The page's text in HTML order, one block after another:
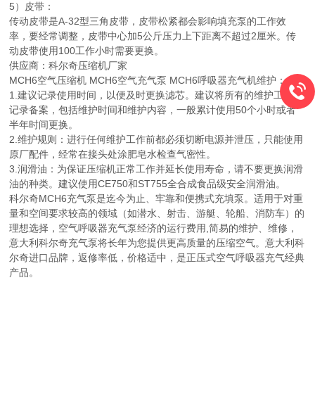
5）皮带：
传动皮带是A-32型三角皮带，皮带松紧都会影响填充泵的工作效
率，要经常调整，皮带中心加5公斤压力上下距离不超过2厘米。传
动皮带使用100工作小时需要更换。
供应商：科尔奇压缩机厂家
MCH6空气压缩机 MCH6空气充气泵 MCH6呼吸器充气机维护：
1.建议记录使用时间，以便及时更换滤芯。建议将所有的维护工作都
记录备案，包括维护时间和维护内容，一般累计使用50个小时或者
半年时间更换。
2.维护规则：进行任何维护工作前都必须切断电源并泄压，只能使用
原厂配件，经常在接头处涂肥皂水检查气密性。
3.润滑油：为保证压缩机正常工作并延长使用寿命，请不要更换润滑
油的种类。建议使用CE750和ST755全合成食品级安全润滑油。
科尔奇MCH6充气泵是迄今为止、牢靠和便携式充填泵。适用于对重
量和空间要求较高的领域（如潜水、射击、游艇、轮船、消防车）的
理想选择，空气呼吸器充气泵经济的运行费用,简易的维护、维修，
意大利科尔奇充气泵将长年为您提供更高质量的压缩空气。意大利科
尔奇进口品牌，返修率低，价格适中，是正压式空气呼吸器充气经典
产品。